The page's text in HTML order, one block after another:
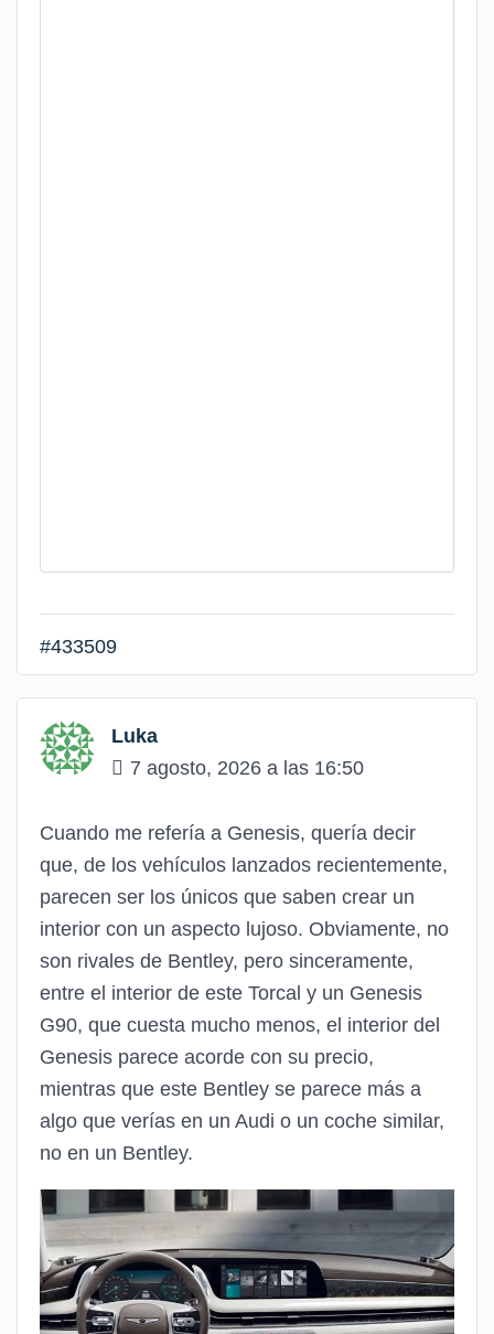
#433509
Luka
7 agosto, 2026 a las 16:50
Cuando me refería a Genesis, quería decir
que, de los vehículos lanzados recientemente,
parecen ser los únicos que saben crear un
interior con un aspecto lujoso. Obviamente, no
son rivales de Bentley, pero sinceramente,
entre el interior de este Torcal y un Genesis
G90, que cuesta mucho menos, el interior del
Genesis parece acorde con su precio,
mientras que este Bentley se parece más a
algo que verías en un Audi o un coche similar,
no en un Bentley.